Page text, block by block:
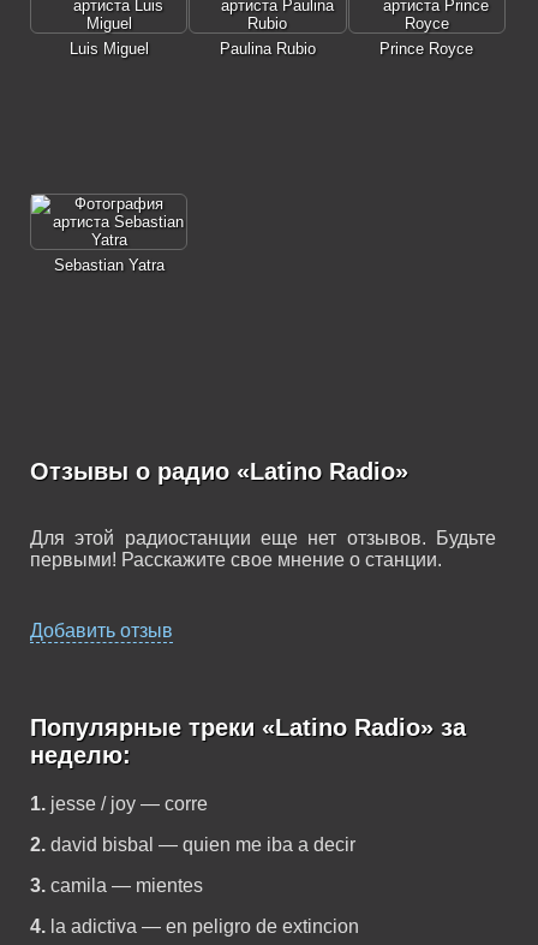
Luis Miguel Paulina Rubio Prince Royce
Sebastian Yatra
Отзывы о радио «Latino Radio»
Для этой радиостанции еще нет отзывов. Будьте
первыми! Расскажите свое мнение о станции.
Добавить отзыв
Популярные треки «Latino Radio» за
неделю:
1. jesse / joy — corre
2. david bisbal — quien me iba a decir
3. camila — mientes
4. la adictiva — en peligro de extincion